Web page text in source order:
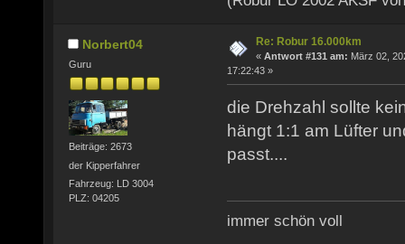
Norbert04
Guru
Beiträge: 2673
der Kipperfahrer
Fahrzeug: LD 3004
PLZ: 04205
Re: Robur 16.000km
« Antwort #131 am: März 02,
17:22:43 »
die Drehzahl sollte
hängt 1:1 am Lüfter
passt....
immer schön voll